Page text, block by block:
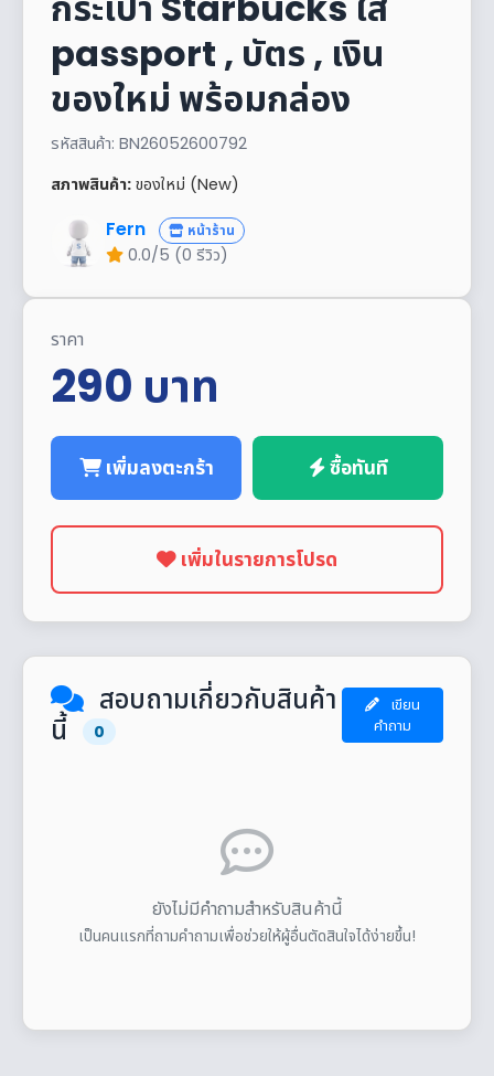
passport , บัตร , เงิน
ของใหม่ พร้อมกล่อง
รหัสสินค้า: BN26052600792
สภาพสินค้า: ของใหม่ (New)
Fern หน้าร้าน
0.0/5 (0 รีวิว)
ราคา
290 บาท
เพิ่มลงตะกร้า ซื้อทันที
เพิ่มในรายการโปรด
สอบถามเกี่ยวกับสินค้า
นี้
0
เขียน
คำถาม
ยังไม่มีคำถามสำหรับสินค้านี้
เป็นคนแรกที่ถามคำถามเพื่อช่วยให้ผู้อื่นตัดสินใจได้ง่ายขึ้น!